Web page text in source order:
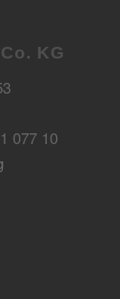
KG
077 10